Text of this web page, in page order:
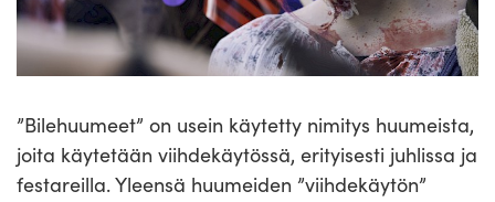
”Bilehuumeet” on usein käytetty nimitys huumeista,
joita käytetään viihdekäytössä, erityisesti juhlissa ja
festareilla. Yleensä huumeiden ”viihdekäytön”